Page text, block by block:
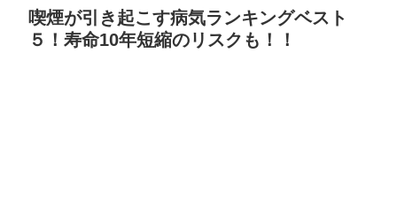
喫煙が引き起こす病気ランキングベスト
５！寿命10年短縮のリスクも！！